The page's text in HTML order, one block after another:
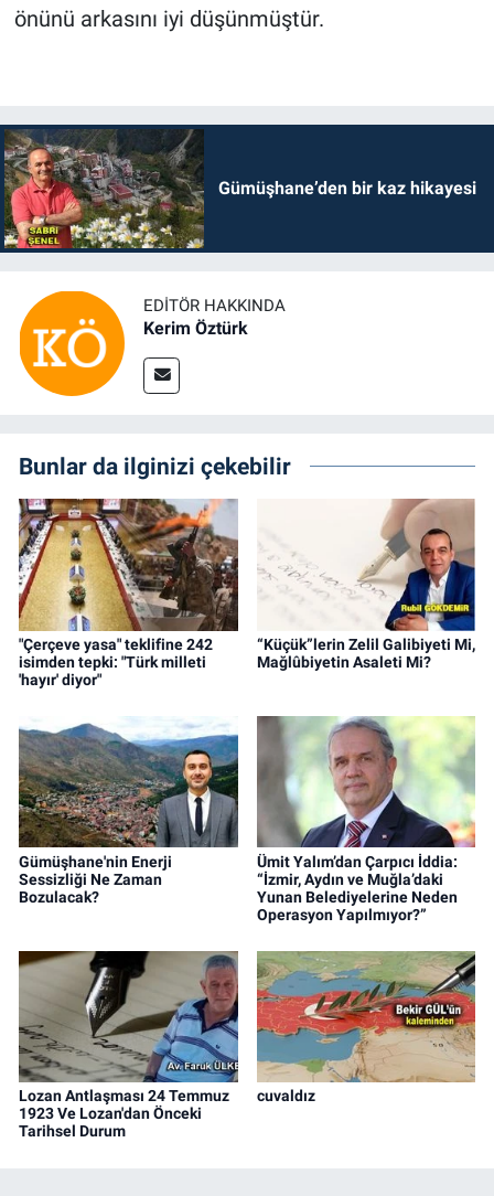
önünü arkasını iyi düşünmüştür.
Gümüşhane’den bir kaz hikayesi
EDITÖR HAKKINDA
Kerim Öztürk
Bunlar da ilginizi çekebilir
"Çerçeve yasa" teklifine 242
isimden tepki: "Türk milleti
'hayır' diyor"
“Küçük”lerin Zelil Galibiyeti Mi,
Mağlûbiyetin Asaleti Mi?
Gümüşhane'nin Enerji
Sessizliği Ne Zaman
Bozulacak?
Ümit Yalım’dan Çarpıcı İddia:
“İzmir, Aydın ve Muğla’daki
Yunan Belediyelerine Neden
Operasyon Yapılmıyor?”
Lozan Antlaşması 24 Temmuz
1923 Ve Lozan'dan Önceki
Tarihsel Durum
cuvaldız